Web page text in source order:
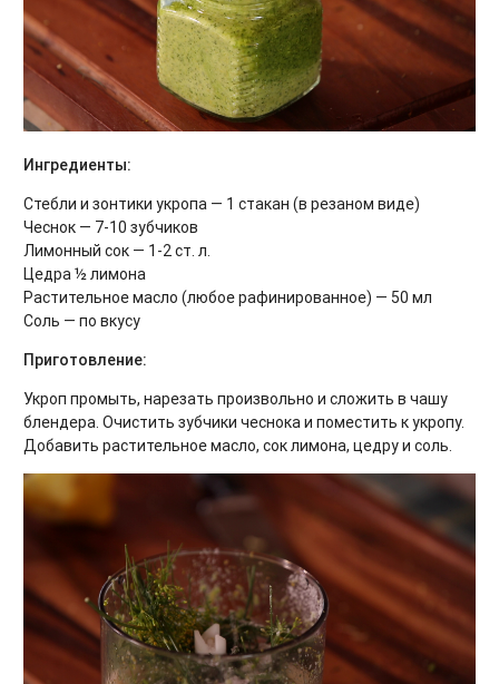
Ингредиенты:
Стебли и зонтики укропа — 1 стакан (в резаном виде)
Чеснок — 7-10 зубчиков
Лимонный сок — 1-2 ст. л.
Цедра ½ лимона
Растительное масло (любое рафинированное) — 50 мл
Соль — по вкусу
Приготовление:
Укроп промыть, нарезать произвольно и сложить в чашу
блендера. Очистить зубчики чеснока и поместить к укропу.
Добавить растительное масло, сок лимона, цедру и соль.